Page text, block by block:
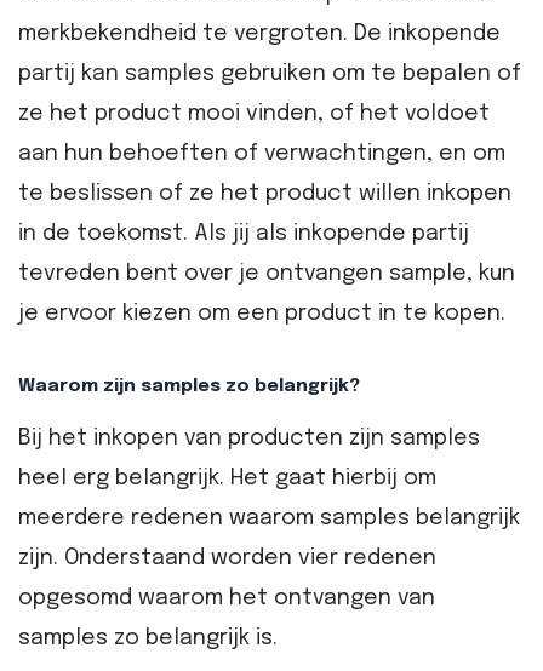
merkbekendheid te vergroten. De inkopende
partij kan samples gebruiken om te bepalen of
ze het product mooi vinden, of het voldoet
aan hun behoeften of verwachtingen, en om
te beslissen of ze het product willen inkopen
in de toekomst. Als jij als inkopende partij
tevreden bent over je ontvangen sample, kun
je ervoor kiezen om een product in te kopen.
Waarom zijn samples zo belangrijk?
Bij het inkopen van producten zijn samples
heel erg belangrijk. Het gaat hierbij om
meerdere redenen waarom samples belangrijk
zijn. Onderstaand worden vier redenen
opgesomd waarom het ontvangen van
samples zo belangrijk is.